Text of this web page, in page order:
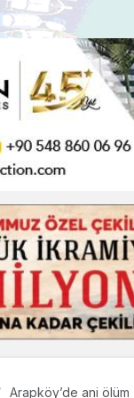
Arapköy’de ani ölüm